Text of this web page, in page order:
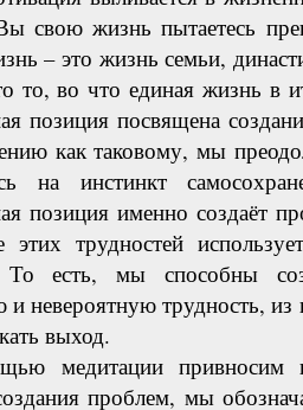
свою жизнь пытаетесь
– это жизнь семьи,
то, во что единая жизнь в
позиция посвящена
как таковому, мы
на инстинкт
позиция именно создаёт
этих трудностей
То есть, мы способны
невероятную трудность, из
выход.
медитации привносим
проблем, мы